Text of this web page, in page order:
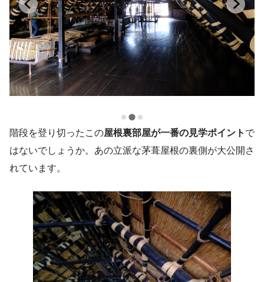
階段を登り切ったこの屋根裏部屋が一番の見学ポイント で
はないでしょうか。あの立派な茅葺屋根の裏側が大公開さ
れています。